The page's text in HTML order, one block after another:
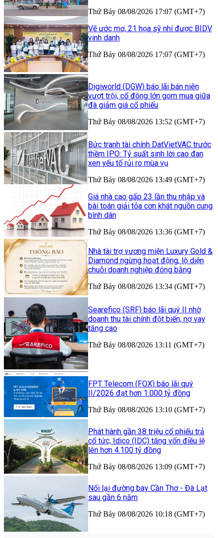
Thứ Bảy 08/08/2026 17:07 (GMT+7)
Vẽ ước mơ, 21 họa sỹ nhí được BIDV
vinh danh
Thứ Bảy 08/08/2026 17:07 (GMT+7)
Digiworld (DGW) báo lãi bán niên
vượt trội, cổ đông lớn gom mua giữa
đà giảm giá cổ phiếu
Thứ Bảy 08/08/2026 13:52 (GMT+7)
Bức tranh tài chính DatVietVAC trước
thềm IPO: Tỷ suất sinh lời cao đan
xen yếu tố rủi ro mùa vụ
Thứ Bảy 08/08/2026 13:49 (GMT+7)
Giá nhà cao gấp 23 lần thu nhập và
bài toán giải tỏa cơn khát nguồn cung
bình dân
Thứ Bảy 08/08/2026 13:36 (GMT+7)
Nhà tài trợ vương miện Luxury Gold &
Diamond ngừng hoạt động, lộ diện
chuỗi doanh nghiệp đóng băng
Thứ Bảy 08/08/2026 13:34 (GMT+7)
Searefico (SRF) báo lãi quý II nhờ
doanh thu tài chính đột biến, nợ vay
tăng cao
Thứ Bảy 08/08/2026 13:11 (GMT+7)
FPT Telecom (FOX) báo lãi quý
II/2026 đạt hơn 1.000 tỷ đồng
Thứ Bảy 08/08/2026 13:10 (GMT+7)
Phát hành gần 38 triệu cổ phiếu trả
cổ tức, Idico (IDC) tăng vốn điều lệ
lên hơn 4.100 tỷ đồng
Thứ Bảy 08/08/2026 13:09 (GMT+7)
Nối lại đường bay Cần Thơ - Đà Lạt
sau gần 6 năm
Thứ Bảy 08/08/2026 10:18 (GMT+7)